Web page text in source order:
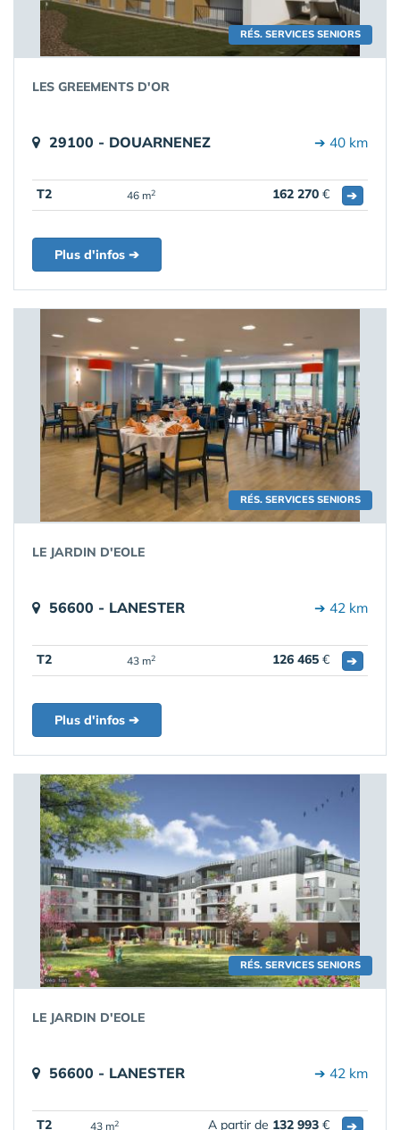
RÉS. SERVICES SENIORS
LES GREEMENTS D'OR
29100 - DOUARNENEZ ➔ 40 km
T2 46 m2 162 270 € ➔
Plus d'infos ➔
RÉS. SERVICES SENIORS
LE JARDIN D'EOLE
56600 - LANESTER ➔ 42 km
T2 43 m2 126 465 € ➔
Plus d'infos ➔
RÉS. SERVICES SENIORS
LE JARDIN D'EOLE
56600 - LANESTER ➔ 42 km
T2 43 m2 A partir de 132 993 € ➔